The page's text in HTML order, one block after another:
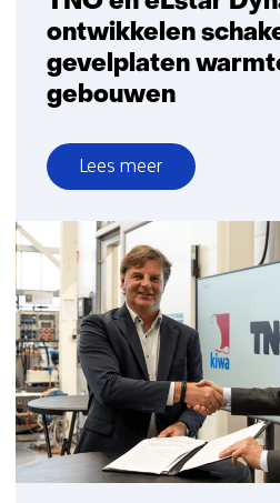
ontwikkelen
gevelplaten
gebouwen
Lees meer
over
TNO
en
eLstar
Dynamics
ontwikkelen
schakelbare
gevelplaten
warmteregulering
in
gebouwen